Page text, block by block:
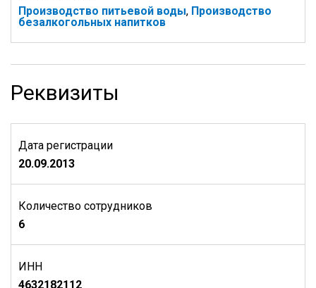
Производство питьевой воды, Производство
безалкогольных напитков
Реквизиты
Дата регистрации
20.09.2013
Количество сотрудников
6
ИНН
4632182112